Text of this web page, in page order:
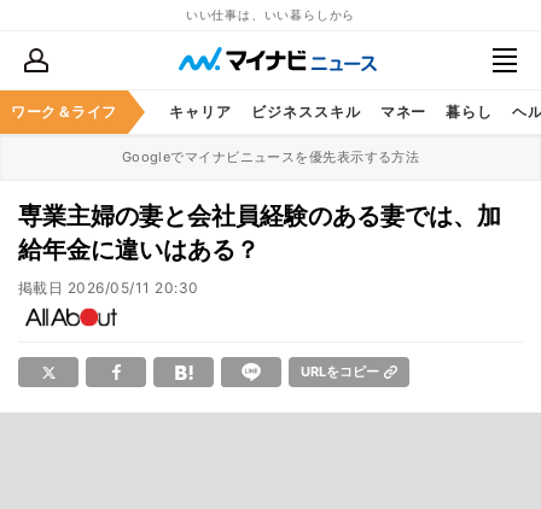
いい仕事は、いい暮らしから
ワーク＆ライフ キャリア ビジネススキル マネー 暮らし ヘ
Googleでマイナビニュースを優先表示する方法
専業主婦の妻と会社員経験のある妻では、加
給年金に違いはある？
掲載日 2026/05/11 20:30
URLをコピー